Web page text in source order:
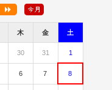
木 金 土
30 31 1
6 7 8